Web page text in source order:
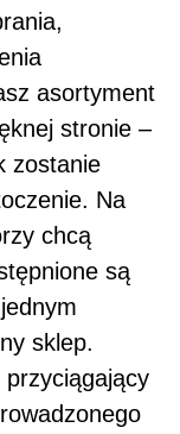
asortyment
stronie –
zostanie
Na
chcą
są
sklep.